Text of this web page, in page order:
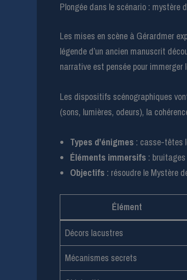
Plongée dans le scénario : mystère
Les mises en scène à Gérardmer
légende d’un ancien manuscrit
narrative est pensée pour
Les dispositifs scénographiques
(sons, lumières, odeurs), la
Types d’énigmes : casse-têtes
Éléments immersifs :
Objectifs : résoudre le Mystère
Élément
Décors lacustres
Mécanismes secrets